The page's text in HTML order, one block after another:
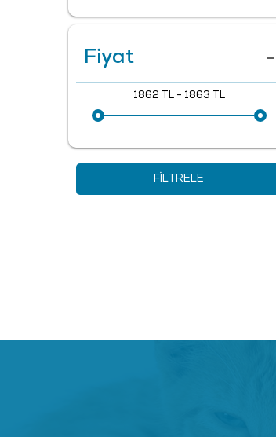
Fiyat
1862 TL - 1863 TL
FILTRELE